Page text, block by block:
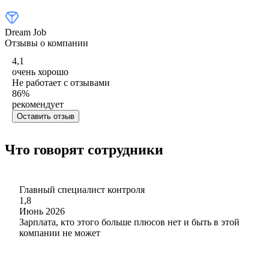
Dream Job
Отзывы о компании
4,1
очень хорошо
Не работает с отзывами
86%
рекомендует
Оставить отзыв
Что говорят сотрудники
Главный специалист контроля
1,8
Июнь 2026
Зарплата, кто этого больше плюсов нет и быть в этой
компании не может